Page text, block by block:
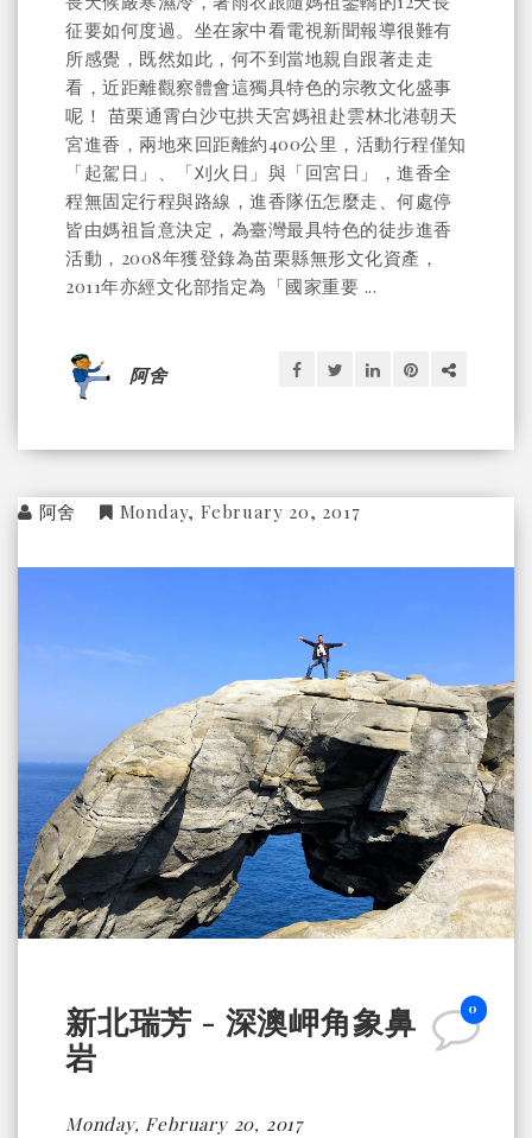
征要如何度過。坐在家中看電視新聞報導很難有
所感覺，既然如此，何不到當地親自跟著走走
看，近距離觀察體會這獨具特色的宗教文化盛事
呢！ 苗栗通霄白沙屯拱天宮媽祖赴雲林北港朝天
宮進香，兩地來回距離約400公里，活動行程僅知
「起駕日」、「刈火日」與「回宮日」，進香全
程無固定行程與路線，進香隊伍怎麼走、何處停
皆由媽祖旨意決定，為臺灣最具特色的徒步進香
活動，2008年獲登錄為苗栗縣無形文化資產，
2011年亦經文化部指定為「國家重要 ...
阿舍
阿舍 Monday, February 20, 2017
0
新北瑞芳 - 深澳岬角象鼻
岩
Monday, February 20, 2017